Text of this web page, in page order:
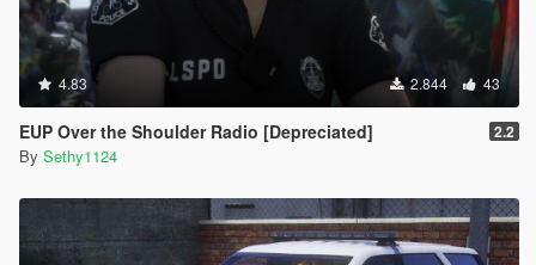
4.83 2.844 43
EUP Over the Shoulder Radio [Depreciated] 2.2
By Sethy1124